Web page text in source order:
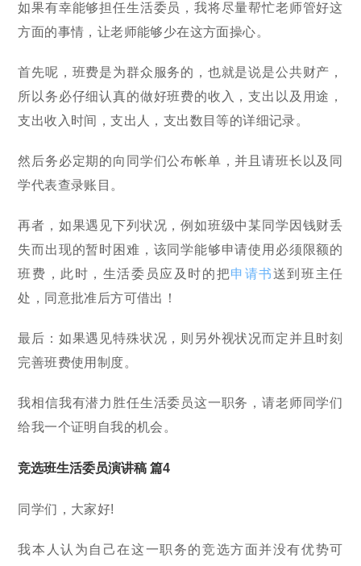
如果有幸能够担任生活委员，我将尽量帮忙老师管好这
方面的事情，让老师能够少在这方面操心。
首先呢，班费是为群众服务的，也就是说是公共财产，
所以务必仔细认真的做好班费的收入，支出以及用途，
支出收入时间，支出人，支出数目等的详细记录。
然后务必定期的向同学们公布帐单，并且请班长以及同
学代表查录账目。
再者，如果遇见下列状况，例如班级中某同学因钱财丢
失而出现的暂时困难，该同学能够申请使用必须限额的
班费，此时，生活委员应及时的把申请书送到班主任
处，同意批准后方可借出！
最后：如果遇见特殊状况，则另外视状况而定并且时刻
完善班费使用制度。
我相信我有潜力胜任生活委员这一职务，请老师同学们
给我一个证明自我的机会。
竞选班生活委员演讲稿 篇4
同学们，大家好!
我本人认为自己在这一职务的竞选方面并没有优势可